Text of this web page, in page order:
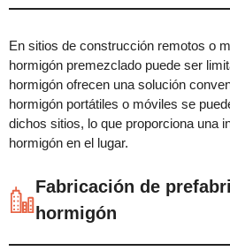
En sitios de construcción remotos o
hormigón premezclado puede ser
hormigón ofrecen una solución
hormigón portátiles o móviles se
dichos sitios, lo que proporciona una
hormigón en el lugar.
Fabricación de
hormigón